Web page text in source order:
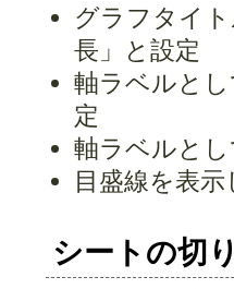
グラフタイ
長」と設定
軸ラベルと
定
軸ラベルと
目盛線を表示
シートの切